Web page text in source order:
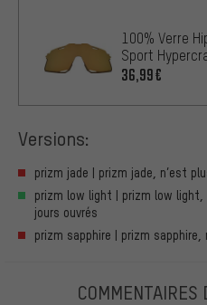
100% Verre
Sport
36,99€
Versions:
prizm jade | prizm jade, n’est
prizm low light | prizm low light,
jours ouvrés
prizm sapphire | prizm sapphire,
COMMENTAIRES